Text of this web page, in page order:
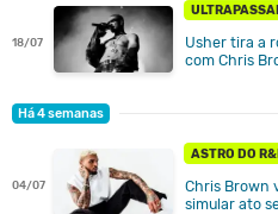
18/07
Usher tira a
com Chris
Há 4 semanas
04/07
ASTRO DO
Chris Brown
simular ato